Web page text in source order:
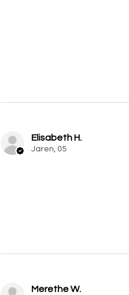
Elisabeth H.
Jaren, 05
Merethe W.